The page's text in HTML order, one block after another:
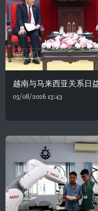
越南与马来西亚关系日
05/08/2026 13:43